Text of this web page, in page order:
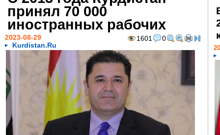
принял 70 000
иностранных рабочих
1601 0
2023-08-29
Kurdistan.Ru